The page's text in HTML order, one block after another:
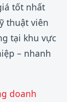
tốt nhất
thuật viên
tại khu vực
– nhanh
doanh